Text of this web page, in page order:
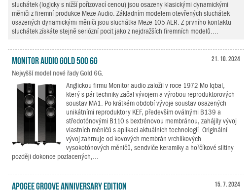
sluchátek (logicky s nižší pořizovací cenou) jsou osazeny klasickými dynamickými
měniči z firemní produkce Meze Audio. Základním modelem otevřených sluchátek
osazených dynamickými měniči jsou sluchátka Meze 105 AER. Z prvního kontaktu
sluchátek získáte stejně seriózní pocit jako z nejdražších firemních modelů....
21. 10. 2024
Monitor Audio Gold 500 6G
Nejvyšší model nové řady Gold 6G.
Anglickou firmu Monitor audio založil v roce 1972 Mo Iqbal,
který s pár techniky začal vývojem a výrobou reproduktorových
soustav MA1. Po krátkém období vývoje soustav osazených
unikátními reproduktory KEF, především oválnými B139 a
středotónovými B110 s bextrénovou membránou, zahájily vývoj
vlastních měničů s aplikací aktuálních technologií. Originální
vývoj zahrnuje od kovových membrán vrchlíkových
vysokotónových měničů, sendviče keramiky a hořčíkové slitiny
později dokonce pozlacených,...
15. 7. 2024
Apogee Groove Anniversary Edition